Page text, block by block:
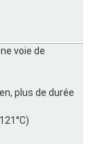
voie de
plus de durée